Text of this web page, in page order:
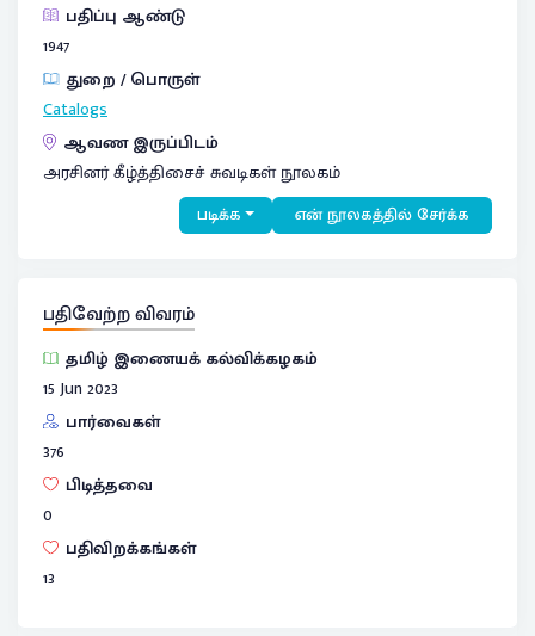
பதிப்பு ஆண்டு
1947
துறை / பொருள்
Catalogs
ஆவண இருப்பிடம்
அரசினர் கீழ்த்திசைச் சுவடிகள் நூலகம்
படிக்க என் நூலகத்தில் சேர்க்க
பதிவேற்ற விவரம்
தமிழ் இணையக் கல்விக்கழகம்
15 Jun 2023
பார்வைகள்
376
பிடித்தவை
0
பதிவிறக்கங்கள்
13